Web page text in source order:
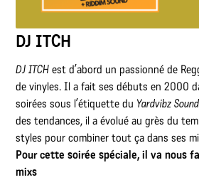
DJ ITCH
DJ ITCH est d’abord un passionné de
de vinyles. Il a fait ses débuts en 2000
soirées sous l’étiquette du Yardvibz Sound
des tendances, il a évolué au grès du
styles pour combiner tout ça dans ses
Pour cette soirée spéciale, il va nous
mixs